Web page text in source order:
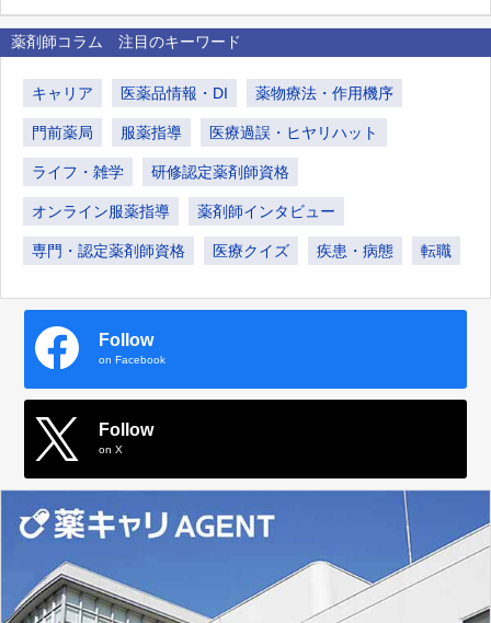
薬剤師コラム 注目のキーワード
キャリア 医薬品情報・DI 薬物療法・作用機序
門前薬局 服薬指導 医療過誤・ヒヤリハット
ライフ・雑学 研修認定薬剤師資格
オンライン服薬指導 薬剤師インタビュー
専門・認定薬剤師資格 医療クイズ 疾患・病態 転職
Follow
on Facebook
Follow
on X